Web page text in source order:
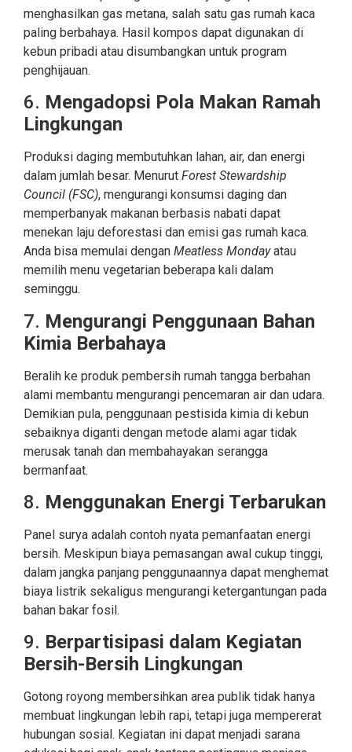
menghasilkan gas metana, salah satu gas rumah kaca
paling berbahaya. Hasil kompos dapat digunakan di
kebun pribadi atau disumbangkan untuk program
penghijauan.
6. Mengadopsi Pola Makan Ramah
Lingkungan
Produksi daging membutuhkan lahan, air, dan energi
dalam jumlah besar. Menurut Forest Stewardship
Council (FSC), mengurangi konsumsi daging dan
memperbanyak makanan berbasis nabati dapat
menekan laju deforestasi dan emisi gas rumah kaca.
Anda bisa memulai dengan Meatless Mondayatau
memilih menu vegetarian beberapa kali dalam
seminggu.
7. Mengurangi Penggunaan Bahan
Kimia Berbahaya
Beralih ke produk pembersih rumah tangga berbahan
alami membantu mengurangi pencemaran air dan udara.
Demikian pula, penggunaan pestisida kimia di kebun
sebaiknya diganti dengan metode alami agar tidak
merusak tanah dan membahayakan serangga
bermanfaat.
8. Menggunakan Energi Terbarukan
Panel surya adalah contoh nyata pemanfaatan energi
bersih. Meskipun biaya pemasangan awal cukup tinggi,
dalam jangka panjang penggunaannya dapat menghemat
biaya listrik sekaligus mengurangi ketergantungan pada
bahan bakar fosil.
9. Berpartisipasi dalam Kegiatan
Bersih-Bersih Lingkungan
Gotong royong membersihkan area publik tidak hanya
membuat lingkungan lebih rapi, tetapi juga mempererat
hubungan sosial. Kegiatan ini dapat menjadi sarana